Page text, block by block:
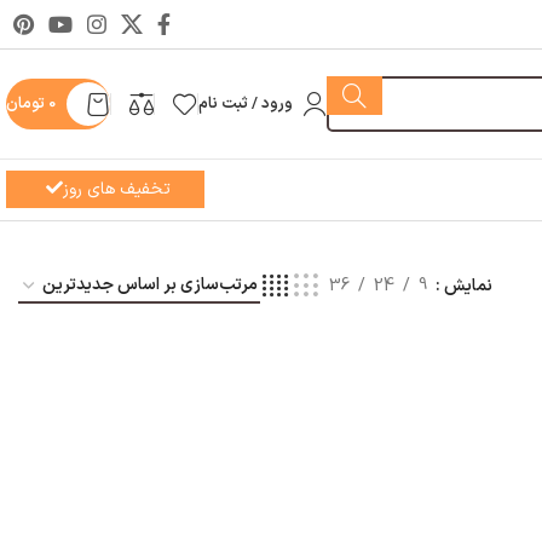
ورود / ثبت نام 0 تومان
تخفیف های روز
نمایش 9
24
36